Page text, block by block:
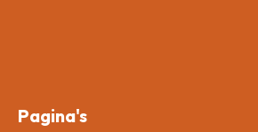
Pagina's